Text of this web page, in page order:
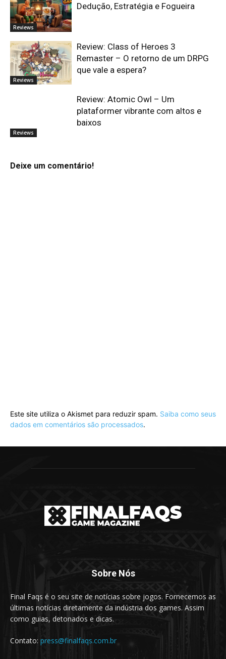
Reviews
Dedução, Estratégia e Fogueira
Reviews
Review: Class of Heroes 3
Remaster – O retorno de um DRPG
que vale a espera?
Reviews
Review: Atomic Owl – Um
plataformer vibrante com altos e
baixos
Deixe um comentário!
Este site utiliza o Akismet para reduzir spam. Saiba como seus
dados em comentários são processados.
Sobre Nós
Final Faqs é o seu site de notícias sobre jogos. Fornecemos as
últimas notícias diretamente da indústria dos games. Assim
como guias, detonados e dicas.
Contato: press@finalfaqs.com.br